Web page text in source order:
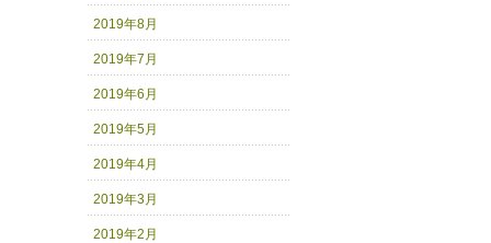
2019年8月
2019年7月
2019年6月
2019年5月
2019年4月
2019年3月
2019年2月